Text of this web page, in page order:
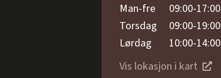
Man-fre
09:00-17:00
Torsdag
09:00-19:00
Lørdag
10:00-14:00
Vis lokasjon i kart